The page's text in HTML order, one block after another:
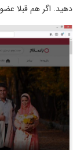
دهید. اگر هم قبلا عضو